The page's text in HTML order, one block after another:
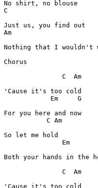
C
Am
Nothing that I wouldn't
Chorus
C
Am
Em
G
C Am
Em
Both your hands in the
C
Am